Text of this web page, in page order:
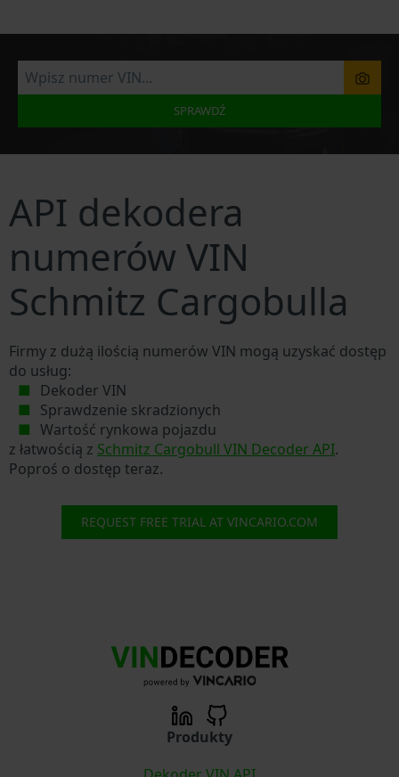
SPRAWDŹ
API dekodera
numerów VIN
Schmitz Cargobulla
Firmy z dużą ilością numerów VIN mogą uzyskać dostęp
do usług:
Dekoder VIN
Sprawdzenie skradzionych
Wartość rynkowa pojazdu
z łatwością z Schmitz Cargobull VIN Decoder API.
Poproś o dostęp teraz.
REQUEST FREE TRIAL AT VINCARIO.COM
Produkty